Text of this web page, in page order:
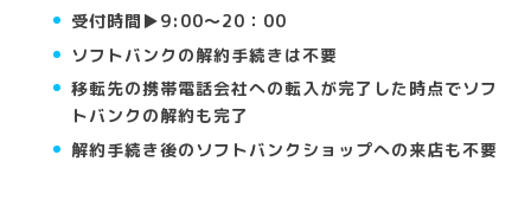
受付時間▶︎9:00〜20：00
ソフトバンクの解約手続きは不要
移転先の携帯電話会社への転入が完了した時点でソフ
トバンクの解約も完了
解約手続き後のソフトバンクショップへの来店も不要